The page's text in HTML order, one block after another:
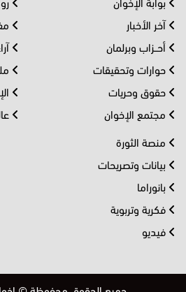
آخر الأخبار
أحــزاب وبرلمان
حوارات وتحقيقات
حقوق وحريات
مجتمع الإخوان
منصة الثورة
بيانات وتصريحات
بانوراما
فكرية وتربوية
فيديو